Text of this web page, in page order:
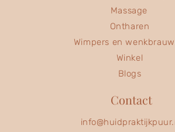
Massage
Ontharen
Wimpers en
Winkel
Blogs
Contact